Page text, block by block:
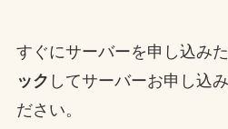
すぐにサーバーを申し込みた
ック してサーバーお申し込
ださい。